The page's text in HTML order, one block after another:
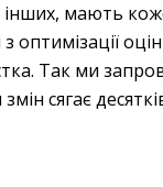
інших, мають
оптимізації
Так ми
сягає